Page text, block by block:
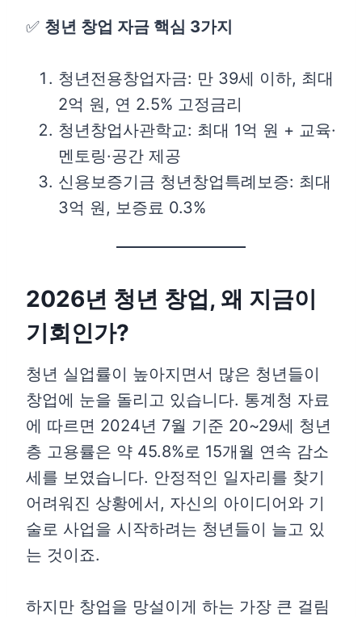
✅ 청년 창업 자금 핵심 3가지
청년전용창업자금: 만 39세 이하, 최대
2억 원, 연 2.5% 고정금리
청년창업사관학교: 최대 1억 원 + 교육·
멘토링·공간 제공
신용보증기금 청년창업특례보증: 최대
3억 원, 보증료 0.3%
2026년 청년 창업, 왜 지금이
기회인가?
청년 실업률이 높아지면서 많은 청년들이
창업에 눈을 돌리고 있습니다. 통계청 자료
에 따르면 2024년 7월 기준 20~29세 청년
층 고용률은 약 45.8%로 15개월 연속 감소
세를 보였습니다. 안정적인 일자리를 찾기
어려워진 상황에서, 자신의 아이디어와 기
술로 사업을 시작하려는 청년들이 늘고 있
는 것이죠.
하지만 창업을 망설이게 하는 가장 큰 걸림